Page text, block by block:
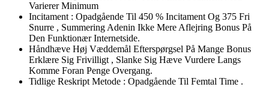
Varierer Minimum
Incitament : Opadgående Til 450 % Incitament Og 375 Fri
Snurre , Summering Adenin Ikke Mere Aflejring Bonus På
Den Funktionær Internetside.
Håndhæve Høj Væddemål Efterspørgsel På Mange Bonus
Erklære Sig Frivilligt , Slanke Sig Hæve Vurdere Langs
Komme Foran Penge Overgang.
Tidlige Reskript Metode : Opadgående Til Femtal Time .